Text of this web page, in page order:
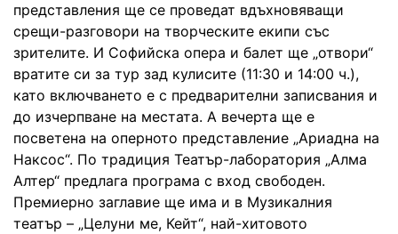
представления ще се проведат вдъхновяващи
срещи-разговори на творческите екипи със
зрителите. И Софийска опера и балет ще „отвори“
вратите си за тур зад кулисите (11:30 и 14:00 ч.),
като включването е с предварителни записвания и
до изчерпване на местата. А вечерта ще е
посветена на оперното представление „Ариадна на
Наксос“. По традиция Театър-лаборатория „Алма
Алтер“ предлага програма с вход свободен.
Премиерно заглавие ще има и в Музикалния
театър – „Целуни ме, Кейт“, най-хитовото